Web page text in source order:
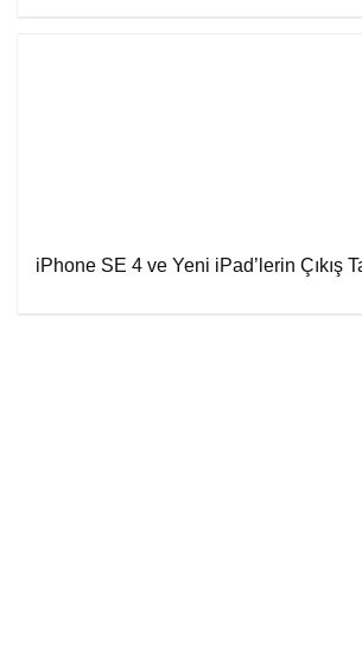
iPhone SE 4 ve Yeni iPad’lerin Çıkış